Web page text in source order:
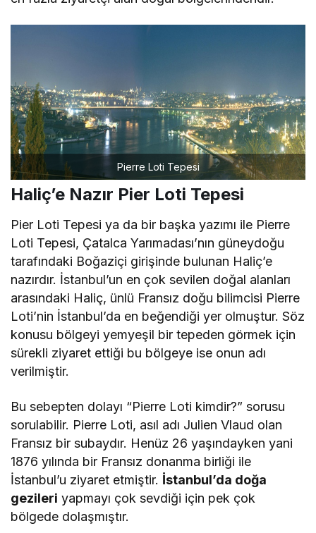
Pierre Loti Tepesi
Haliç’e Nazır Pier Loti Tepesi
Pier Loti Tepesi ya da bir başka yazımı ile Pierre
Loti Tepesi, Çatalca Yarımadası’nın güneydoğu
tarafındaki Boğaziçi girişinde bulunan Haliç’e
nazırdır. İstanbul’un en çok sevilen doğal alanları
arasındaki Haliç, ünlü Fransız doğu bilimcisi Pierre
Loti’nin İstanbul’da en beğendiği yer olmuştur. Söz
konusu bölgeyi yemyeşil bir tepeden görmek için
sürekli ziyaret ettiği bu bölgeye ise onun adı
verilmiştir.
Bu sebepten dolayı “Pierre Loti kimdir?” sorusu
sorulabilir. Pierre Loti, asıl adı Julien Vlaud olan
Fransız bir subaydır. Henüz 26 yaşındayken yani
1876 yılında bir Fransız donanma birliği ile
İstanbul’u ziyaret etmiştir. İstanbul’da doğa
gezileri yapmayı çok sevdiği için pek çok
bölgede dolaşmıştır.